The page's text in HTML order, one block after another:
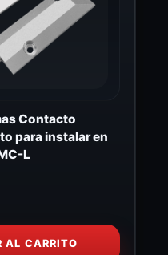
Contacto
para instalar en
L
AL CARRITO